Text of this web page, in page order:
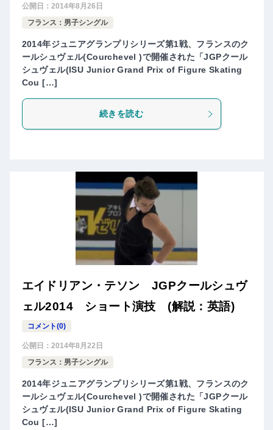
公開日： 2014年8月26日
フランス：男子シングル
2014年ジュニアグランプリシリーズ第1戦、フランスのク
ールシュヴェル(Courchevel )で開催された「JGPクール
シュヴェル(ISU Junior Grand Prix of Figure Skating
Cou […]
続きを読む
エイドリアン・テソン JGPクールシュヴ
ェル2014 ショート演技 (解説：英語)
コメント(0)
公開日： 2014年8月22日
フランス：男子シングル
2014年ジュニアグランプリシリーズ第1戦、フランスのク
ールシュヴェル(Courchevel )で開催された「JGPクール
シュヴェル(ISU Junior Grand Prix of Figure Skating
Cou […]